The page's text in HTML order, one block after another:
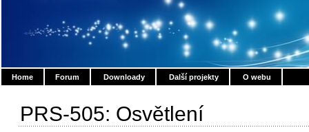
Home Forum Downloady Další projekty O webu
PRS-505: Osvětlení